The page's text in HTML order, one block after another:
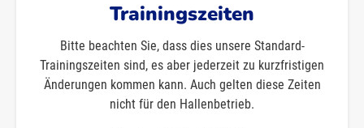
Trainingszeiten
Bitte beachten Sie, dass dies unsere Standard-
Trainingszeiten sind, es aber jederzeit zu kurzfristigen
Änderungen kommen kann. Auch gelten diese Zeiten
nicht für den Hallenbetrieb.